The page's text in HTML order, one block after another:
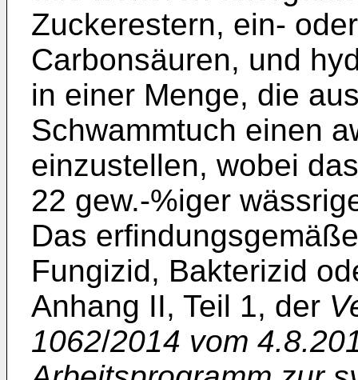
Zuckerestern, ein-
Carbonsäuren, und
in einer Menge, die
Schwammtuch einen
einzustellen, wobei
22 gew.-%iger
Das
Fungizid, Bakterizid
Anhang II, Teil 1, der
1062/2014 vom